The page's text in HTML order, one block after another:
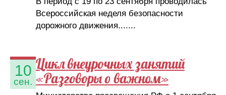
Всероссийская неделя безопасности
дорожного движения.......
10
сен.
Цикл внеурочных занятий
«Разговоры о важном»